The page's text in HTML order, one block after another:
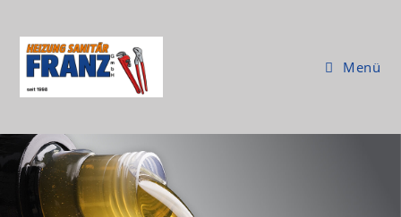
Menü